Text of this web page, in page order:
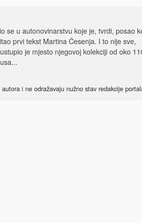
se u autonovinarstvu koje je, tvrdi, posao
prvi tekst Martina Česenja. I to nije sve,
je mjesto njegovoj kolekciji od oko
i ne odražavaju nužno stav redakcije